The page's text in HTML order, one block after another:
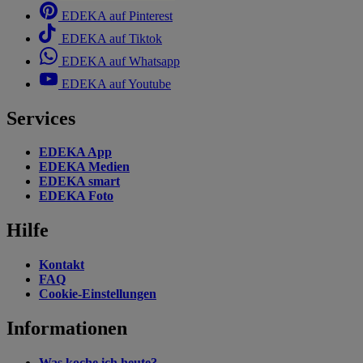
EDEKA auf Pinterest
EDEKA auf Tiktok
EDEKA auf Whatsapp
EDEKA auf Youtube
Services
EDEKA App
EDEKA Medien
EDEKA smart
EDEKA Foto
Hilfe
Kontakt
FAQ
Cookie-Einstellungen
Informationen